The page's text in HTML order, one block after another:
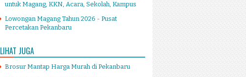
untuk Magang, KKN, Acara, Sekolah, Kampus
Lowongan Magang Tahun 2026 - Pusat
Percetakan Pekanbaru
LIHAT JUGA
Brosur Mantap Harga Murah di Pekanbaru